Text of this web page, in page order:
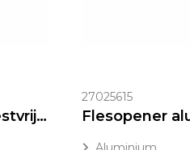
Flesopener van roestvrij staal
27025615
Flesopener